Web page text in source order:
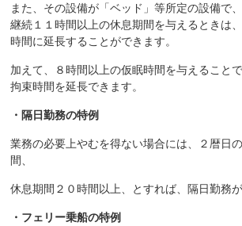
また、その設備が「ベッド」等所定の設備で
継続１１時間以上の休息期間を与えるときは
時間に延長することができます。
加えて、８時間以上の仮眠時間を与えること
拘束時間を延長できます。
・隔日勤務の特例
業務の必要上やむを得ない場合には、２暦日
間、
休息期間２０時間以上、とすれば、隔日勤務が
・フェリー乗船の特例